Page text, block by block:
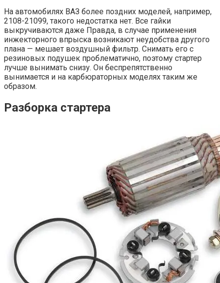
На автомобилях ВАЗ более поздних моделей, например,
2108-21099, такого недостатка нет. Все гайки
выкручиваются даже Правда, в случае применения
инжекторного впрыска возникают неудобства другого
плана — мешает воздушный фильтр. Снимать его с
резиновых подушек проблематично, поэтому стартер
лучше вынимать снизу. Он беспрепятственно
вынимается и на карбюраторных моделях таким же
образом.
Разборка стартера